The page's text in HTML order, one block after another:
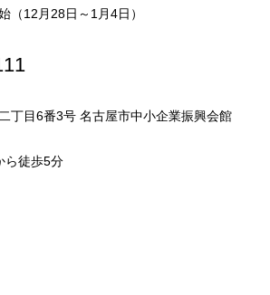
（12月28日～1月4日）
丁目6番3号 名古屋市中小企業振興会館
ら徒歩5分